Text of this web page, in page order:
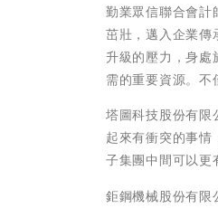
勤業眾信聯合會計
茁壯，邁入企業傳
升級的壓力，身
需的重要資源。不
塔圖科技股份有限
起來有衝突的事
子集團中間可以更
鉅鋼機械股份有限